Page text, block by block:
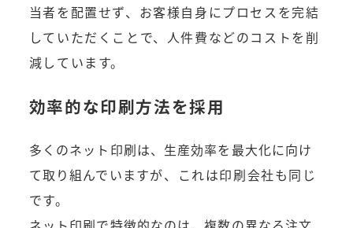
当者を配置せず、お客様自身にプロセスを完結
していただくことで、人件費などのコストを削
減しています。
効率的な印刷方法を採用
多くのネット印刷は、生産効率を最大化に向け
て取り組んでいますが、これは印刷会社も同じ
です。